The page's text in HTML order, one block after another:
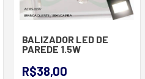
BALIZADOR LED DE
PAREDE 1.5W
R$38,00